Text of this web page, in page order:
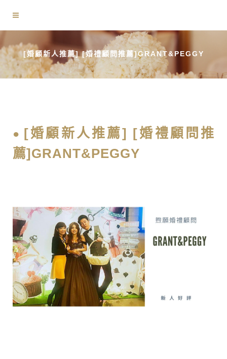
[婚顧新人推薦] [婚禮顧問推薦]GRANT&PEGGY
[婚顧新人推薦] [婚禮顧問推
薦]GRANT&PEGGY